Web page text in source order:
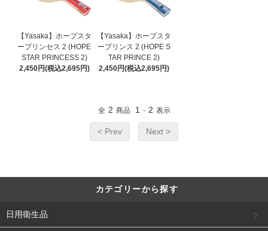
【Yasaka】ホープスタ
ープリンセス 2 (HOPE
STAR PRINCESS 2)
2,450円(税込2,695円)
【Yasaka】ホープスタ
ープリンス 2 (HOPE S
TAR PRINCE 2)
2,450円(税込2,695円)
全 2 商品 1 - 2 表示
< Prev Next >
カテゴリーから探す
日用衛生品